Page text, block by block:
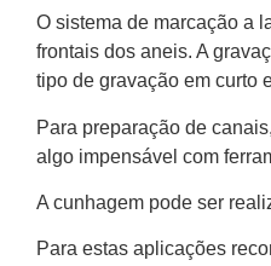
O sistema de marcação a
frontais dos aneis. A
tipo de gravação em curto
Para preparação de
algo impensável com
A cunhagem pode ser
Para estas aplicações